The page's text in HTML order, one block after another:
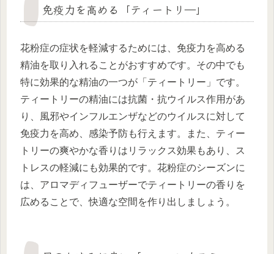
免疫力を高める「ティートリ―」
花粉症の症状を軽減するためには、免疫力を高める
精油を取り入れることがおすすめです。その中でも
特に効果的な精油の一つが「ティートリー」です。
ティートリーの精油には抗菌・抗ウイルス作用があ
り、風邪やインフルエンザなどのウイルスに対して
免疫力を高め、感染予防も行えます。また、ティー
トリーの爽やかな香りはリラックス効果もあり、ス
トレスの軽減にも効果的です。花粉症のシーズンに
は、アロマディフューザーでティートリーの香りを
広めることで、快適な空間を作り出しましょう。